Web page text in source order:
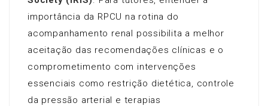
importância da RPCU na rotina do
acompanhamento renal possibilita a melhor
aceitação das recomendações clínicas e o
comprometimento com intervenções
essenciais como restrição dietética, controle
da pressão arterial e terapias